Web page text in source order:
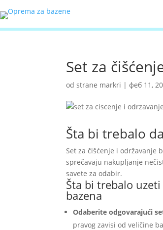
Set za
od strane markri |феб 11,
Šta bi trebalo
Set za čišćenje i održavanje
sprečavaju nakupljanje
savete za odabir.
Šta bi trebalo
bazena
Odaberite odgovarajući
pravog zavisi od veličine